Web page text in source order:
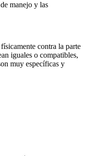
manejo y las
contra la parte
iguales o compatibles,
muy específicas y